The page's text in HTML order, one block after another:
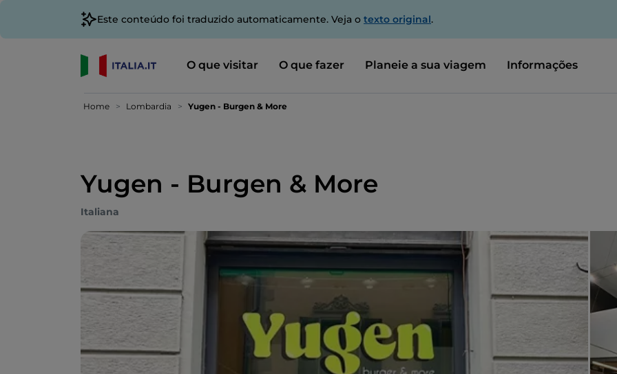
Este conteúdo foi traduzido automaticamente. Veja o texto original.
O que visitar O que fazer Planeie a sua viagem Informações
Home Lombardia Yugen - Burgen & More
Yugen - Burgen & More
Italiana